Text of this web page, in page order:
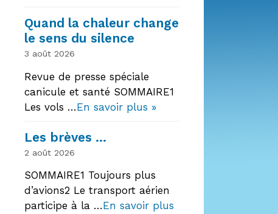
Quand la chaleur change
le sens du silence
3 août 2026
Revue de presse spéciale
canicule et santé SOMMAIRE1
Les vols …En savoir plus »
Les brèves …
2 août 2026
SOMMAIRE1 Toujours plus
d’avions2 Le transport aérien
participe à la …En savoir plus